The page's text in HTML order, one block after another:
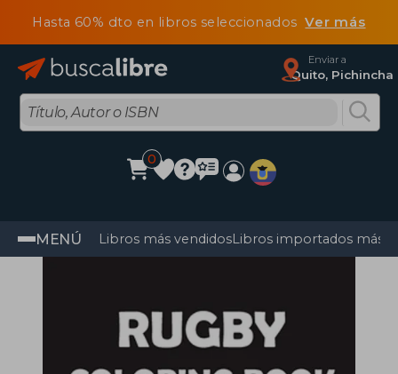
Hasta 60% dto en libros seleccionadosVer más
Enviar a
Quito, Pichincha
0
MENÚ Libros más vendidosLibros importados más